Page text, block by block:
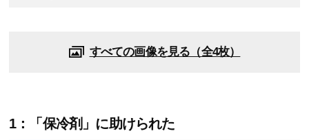
すべての画像を見る（全4枚）
1：「保冷剤」に助けられた